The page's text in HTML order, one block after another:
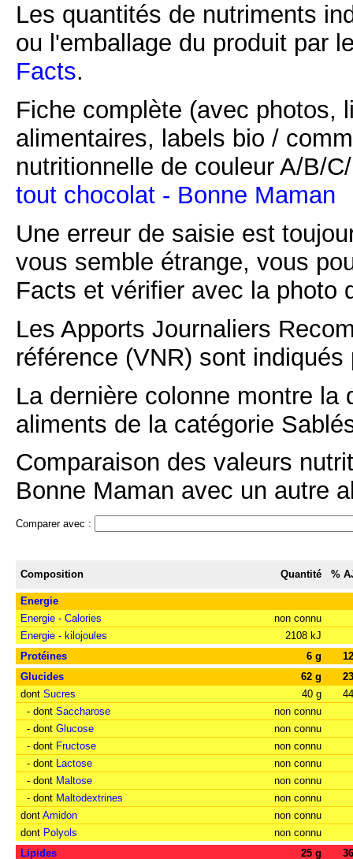
Les quantités de nutriments
ou l'emballage du produit par
Facts.
Fiche complète (avec photos,
alimentaires, labels bio /
nutritionnelle de couleur A/B/
tout chocolat - Bonne Maman
Une erreur de saisie est
vous semble étrange, vous
Facts et vérifier avec la photo
Les Apports Journaliers
référence (VNR) sont
La dernière colonne montre
aliments de la catégorie
Comparaison des valeurs
Bonne Maman avec un autre
Comparer avec :
Composition Quantité %
Energie
Energie - Calories
non connu
Energie - kilojoules
2108 kJ
Protéines
6 g
Glucides
62 g
dont Sucres 40 g
- dont Saccharose
non connu
- dont Glucose
non connu
- dont Fructose
non connu
- dont Lactose
non connu
- dont Maltose
non connu
- dont Maltodextrines
non connu
dont Amidon
non connu
dont Polyols
non connu
Lipides
25 g